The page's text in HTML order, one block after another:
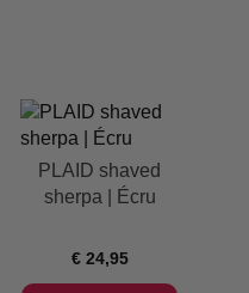
PLAID shaved
sherpa | Écru
€ 24,95